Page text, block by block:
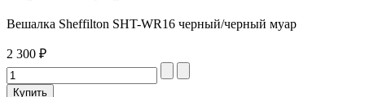
Вешалка Sheffilton SHT-WR16 черный/черный муар
2 300 ₽